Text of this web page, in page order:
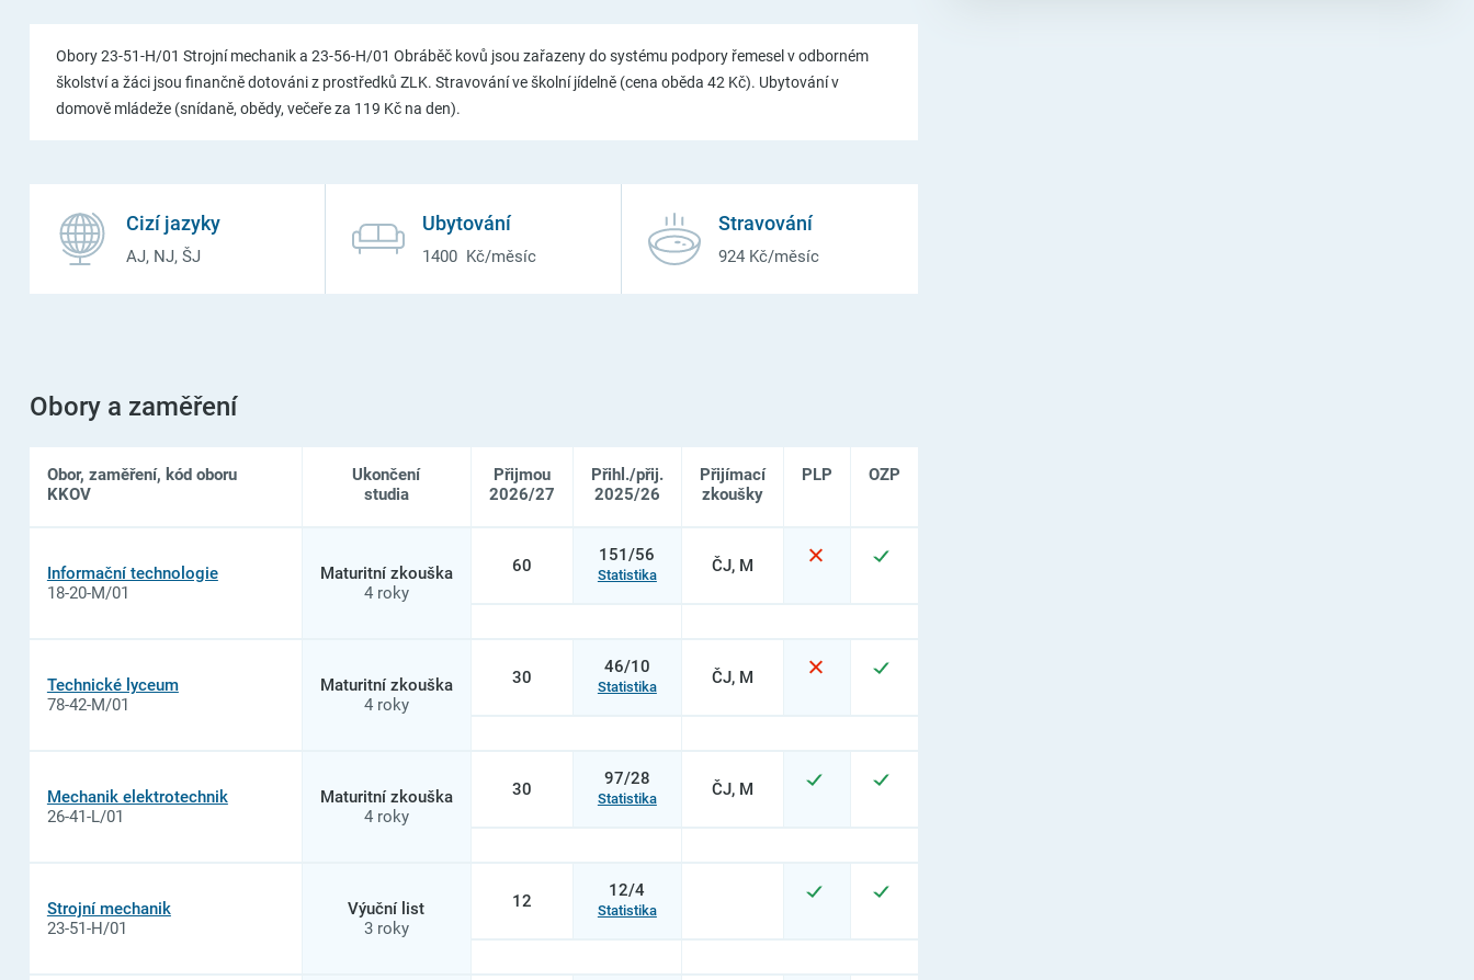
Obory 23-51-H/01 Strojní mechanik a 23-56-H/01 Obráběč kovů jsou zařazeny do systému podpory řemesel v odborném
školství a žáci jsou finančně dotováni z prostředků ZLK. Stravování ve školní jídelně (cena oběda 42 Kč). Ubytování v
domově mládeže (snídaně, obědy, večeře za 119 Kč na den).
Cizí jazyky
AJ, NJ, ŠJ
Ubytování
1400 Kč/měsíc
Stravování
924 Kč/měsíc
Obory a zaměření
studia
elektrotechniky
řemesel
Obor, zaměření, kód oboru
KKOV
Ukončení
studia
Přijmou
2026/27
Přihl./přij.
2025/26
Přijímací
zkoušky
PLP OZP
Informační technologie
18-20-M/01
Maturitní zkouška
4 roky
60
151/56
Statistika ČJ, M
Technické lyceum
78-42-M/01
Maturitní zkouška
4 roky
30
46/10
Statistika ČJ, M
Mechanik elektrotechnik
26-41-L/01
Maturitní zkouška
4 roky
30
97/28
Statistika ČJ, M
Strojní mechanik
23-51-H/01
Výuční list
3 roky
12
12/4
Statistika